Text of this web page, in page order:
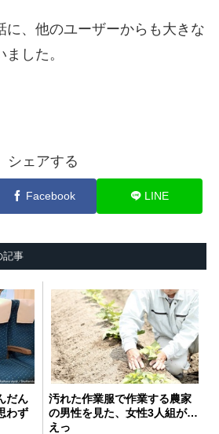
に、他のユーザーからも大きな
した。
シェアする
Facebook LINE
記事
だん
わず
汚れた作業服で作業する農家
の男性を見た、女性3人組が…
えっ